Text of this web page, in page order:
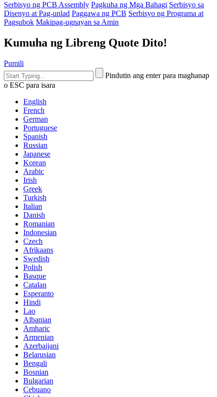
Serbisyo ng PCB Assembly Pagkuha ng Mga Bahagi Serbisyo sa
Disenyo at Pag-unlad Paggawa ng PCB Serbisyo ng Programa at
Pagsubok Makipag-ugnayan sa Amin
Kumuha ng Libreng Quote Dito!
Pumili
Pindutin ang enter para maghanap
o ESC para isara
English
French
German
Portuguese
Spanish
Russian
Japanese
Korean
Arabic
Irish
Greek
Turkish
Italian
Danish
Romanian
Indonesian
Czech
Afrikaans
Swedish
Polish
Basque
Catalan
Esperanto
Hindi
Lao
Albanian
Amharic
Armenian
Azerbaijani
Belarusian
Bengali
Bosnian
Bulgarian
Cebuano